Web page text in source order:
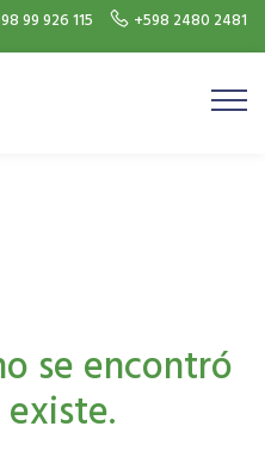
99 926 115 +598 2480 2481
se encontró